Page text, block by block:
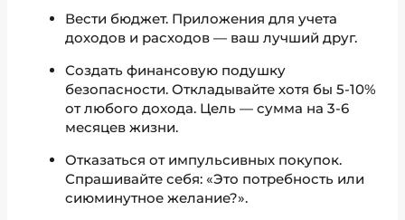
Вести бюджет. Приложения для учета
доходов и расходов — ваш лучший друг.
Создать финансовую подушку
безопасности. Откладывайте хотя бы 5-10%
от любого дохода. Цель — сумма на 3-6
месяцев жизни.
Отказаться от импульсивных покупок.
Спрашивайте себя: «Это потребность или
сиюминутное желание?».